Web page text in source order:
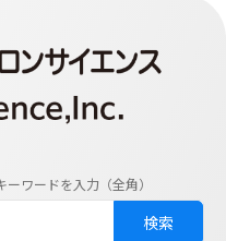
ワードを入力（全角）